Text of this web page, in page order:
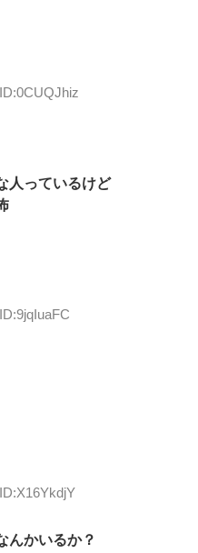
人っているけど
んかいるか？